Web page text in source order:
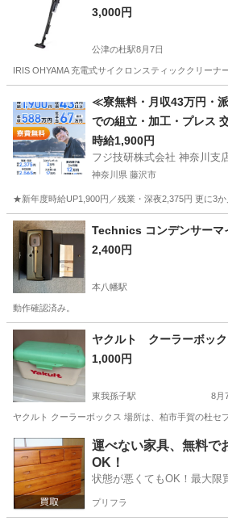
3,000円
公津の杜駅8月7日
IRIS OHYAMA 充電式サイクロンスティッククリー
公津の杜駅 生活家電
≪寮無料・月収43万円・
での組立・加工・プレス
時給1,900円
フジ技研株式会社 神奈川支
神奈川県 藤沢市
★新年度時給UP1,900円／残業・深夜2,375円 更に3
神奈川 藤沢市 Technics コンデンサー
2,400円
本八幡駅
動作確認済み。
千葉 市川市 本八幡駅 オーディオ
ヤクルト クーラーボック
1,000円
東我孫子駅 8月
ヤクルト クーラーボックス 場所は、柏市手賀の杜セ
千葉 我孫子市 東我孫子駅 キッチン家電
運べない家具、無料で
OK！
状態が悪くてもOK！最大限
プリフラ